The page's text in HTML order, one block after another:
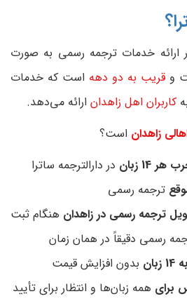
در ارائه خدمات ترجمه رسمی به صورت
و قریب به دو دهه است که خدمات
کاربران اهل زاهدان ارائه می‌دهد.
زاهدان است؟
14 زبان
در دارالترجمه ساترا
ترجمه رسمی
ترجمه رسمی در زاهدان هنگام ثبت
رسمی دقیقاً در همان زمان
بدون افزایش قیمت
برای همه زبان‌ها و انتظار برای تأیید